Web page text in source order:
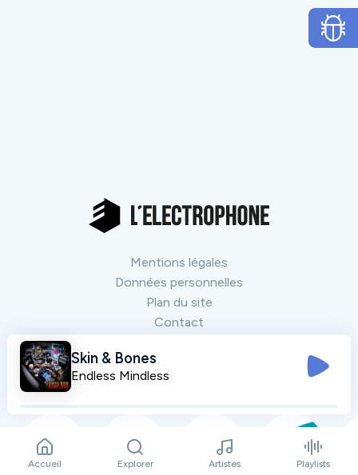
Mentions légales
Données personnelles
Plan du site
Contact
Nos partenaires Tout voir
Skin & Bones
Endless Mindless
Accueil Explorer Artistes Playlists